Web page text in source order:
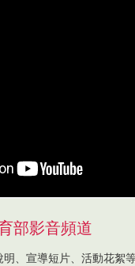
部影音頻道
、宣導短片、活動花絮